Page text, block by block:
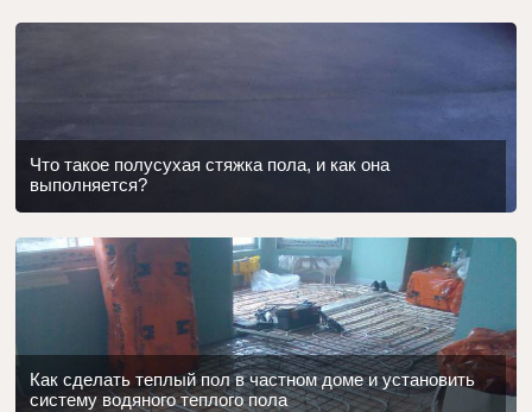
Что такое полусухая стяжка пола, и как она
выполняется?
Как сделать теплый пол в частном доме и установить
систему водяного теплого пола